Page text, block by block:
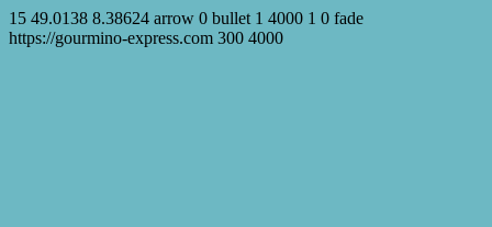
15 49.0138 8.38624 arrow 0 bullet 1 4000 1 0 fade
https://gourmino-express.com 300 4000